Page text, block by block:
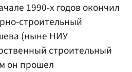
1990-х годов окончил
строительный
(ныне НИУ
строительный
он прошел